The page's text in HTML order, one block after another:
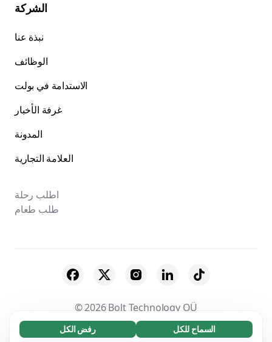
ضروري (65)
السماح للكل رفض الكل
الشركة
نبذة عنا
الوظائف
الاستدامة في بولت
غرفة الأخبار
المدونة
العلامة التجارية
اطلب رحلة
طلب طعام
© 2026 Bolt Technology OÜ
المورّدون الشروط والأحكام الخصوصية